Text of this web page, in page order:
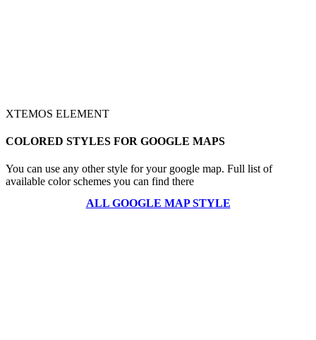
XTEMOS ELEMENT
COLORED STYLES FOR GOOGLE MAPS
You can use any other style for your google map. Full list of
available color schemes you can find there
ALL GOOGLE MAP STYLE